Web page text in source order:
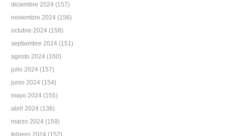
diciembre 2024 (157)
noviembre 2024 (156)
octubre 2024 (158)
septiembre 2024 (151)
agosto 2024 (160)
julio 2024 (157)
junio 2024 (154)
mayo 2024 (155)
abril 2024 (136)
marzo 2024 (159)
febrero 2024 (152)